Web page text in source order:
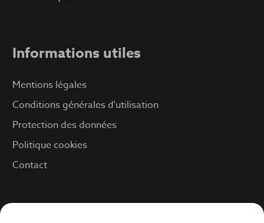
Informations utiles
Mentions légales
Conditions générales d'utilisation
Protection des données
Politique cookies
Contact